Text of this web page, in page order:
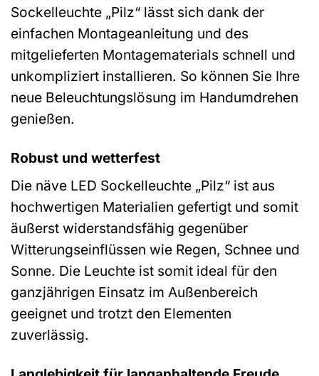
Sockelleuchte „Pilz“ lässt sich dank der
einfachen Montageanleitung und des
mitgelieferten Montagematerials schnell und
unkompliziert installieren. So können Sie Ihre
neue Beleuchtungslösung im Handumdrehen
genießen.
Robust und wetterfest
Die näve LED Sockelleuchte „Pilz“ ist aus
hochwertigen Materialien gefertigt und somit
äußerst widerstandsfähig gegenüber
Witterungseinflüssen wie Regen, Schnee und
Sonne. Die Leuchte ist somit ideal für den
ganzjährigen Einsatz im Außenbereich
geeignet und trotzt den Elementen
zuverlässig.